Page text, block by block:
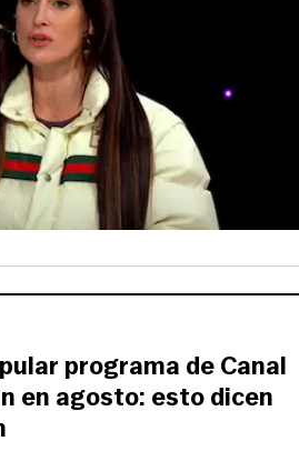
programa de Canal
en agosto: esto dicen